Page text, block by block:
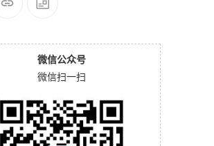
微信公众号
微信扫一扫